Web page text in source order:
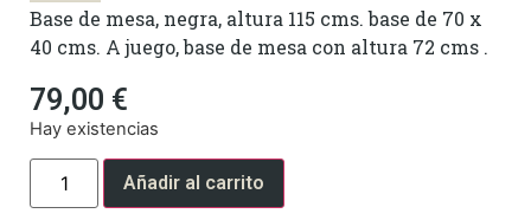
Base de mesa, negra, altura 115 cms. base de 70 x
40 cms. A juego, base de mesa con altura 72 cms .
79,00 €
Hay existencias
Añadir al carrito